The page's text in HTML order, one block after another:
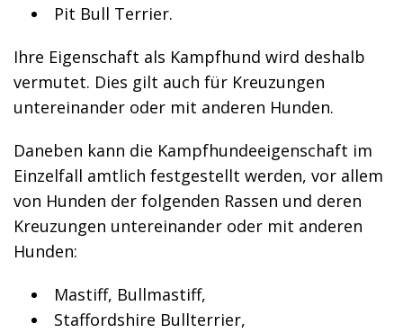
Pit Bull Terrier.
Ihre Eigenschaft als Kampfhund wird deshalb
vermutet. Dies gilt auch für Kreuzungen
untereinander oder mit anderen Hunden.
Daneben kann die Kampfhundeeigenschaft im
Einzelfall amtlich festgestellt werden, vor allem
von Hunden der folgenden Rassen und deren
Kreuzungen untereinander oder mit anderen
Hunden:
Mastiff, Bullmastiff,
Staffordshire Bullterrier,